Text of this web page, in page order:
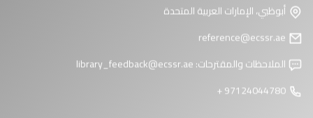
أبوظبي، الإمارات العربية المتحدة
الملاحظات والمقترحات:library_feedback@ecssr.ae